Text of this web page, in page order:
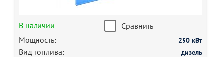
В наличии
Сравнить
Мощность:
250 кВт
Вид топлива: дизель